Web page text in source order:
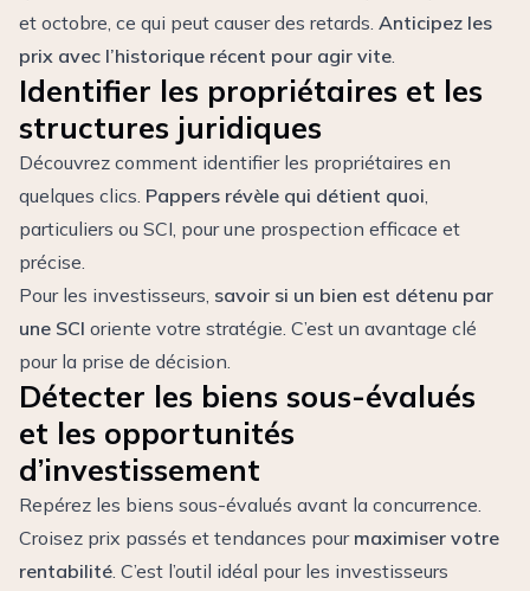
et octobre, ce qui peut causer des retards. Anticipez les
prix avec l’historique récent pour agir vite.
Identifier les propriétaires et les
structures juridiques
Découvrez comment identifier les propriétaires en
quelques clics. Pappers révèle qui détient quoi,
particuliers ou SCI, pour une prospection efficace et
précise.
Pour les investisseurs, savoir si un bien est détenu par
une SCI oriente votre stratégie. C’est un avantage clé
pour la prise de décision.
Détecter les biens sous-évalués
et les opportunités
d’investissement
Repérez les biens sous-évalués avant la concurrence.
Croisez prix passés et tendances pour maximiser votre
rentabilité. C’est l’outil idéal pour les investisseurs